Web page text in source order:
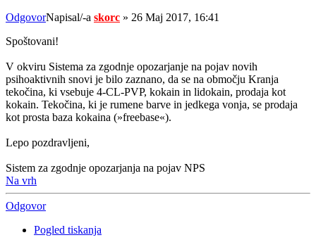
OdgovorNapisal/-a skorc » 26 Maj 2017, 16:41
Spoštovani!
V okviru Sistema za zgodnje opozarjanje na pojav novih
psihoaktivnih snovi je bilo zaznano, da se na območju Kranja
tekočina, ki vsebuje 4-CL-PVP, kokain in lidokain, prodaja kot
kokain. Tekočina, ki je rumene barve in jedkega vonja, se prodaja
kot prosta baza kokaina (»freebase«).
Lepo pozdravljeni,
Sistem za zgodnje opozarjanja na pojav NPS
Na vrh
Odgovor
Pogled tiskanja